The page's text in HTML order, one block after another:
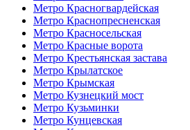
Метро Красногвардейская
Метро Краснопресненская
Метро Красносельская
Метро Красные ворота
Метро Крестьянская застава
Метро Крылатское
Метро Крымская
Метро Кузнецкий мост
Метро Кузьминки
Метро Кунцевская